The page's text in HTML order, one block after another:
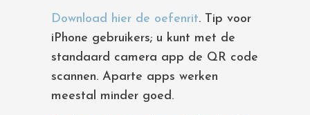
Download hier de oefenrit. Tip voor
iPhone gebruikers; u kunt met de
standaard camera app de QR code
scannen. Aparte apps werken
meestal minder goed.